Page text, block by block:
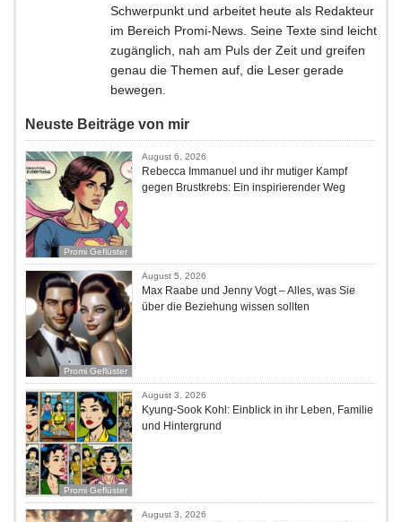
Schwerpunkt und arbeitet heute als Redakteur
im Bereich Promi-News. Seine Texte sind leicht
zugänglich, nah am Puls der Zeit und greifen
genau die Themen auf, die Leser gerade
bewegen.
Neuste Beiträge von mir
Promi Geflüster
August 6, 2026
Rebecca Immanuel und ihr mutiger Kampf
gegen Brustkrebs: Ein inspirierender Weg
Promi Geflüster
August 5, 2026
Max Raabe und Jenny Vogt – Alles, was Sie
über die Beziehung wissen sollten
Promi Geflüster
August 3, 2026
Kyung-Sook Kohl: Einblick in ihr Leben, Familie
und Hintergrund
August 3, 2026